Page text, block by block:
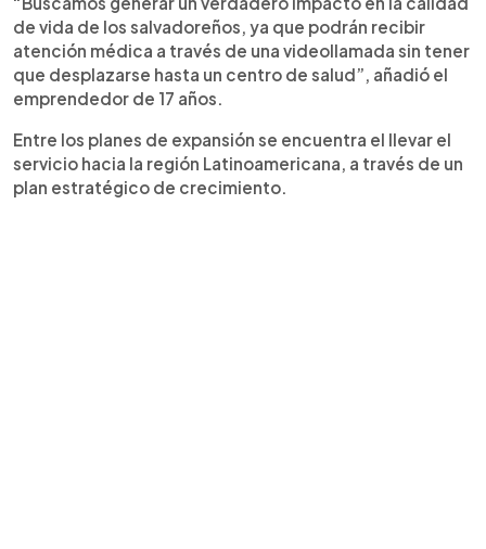
de vida de los salvadoreños, ya que podrán recibir
atención médica a través de una videollamada sin tener
que desplazarse hasta un centro de salud”, añadió el
emprendedor de 17 años.
Entre los planes de expansión se encuentra el llevar el
servicio hacia la región Latinoamericana, a través de un
plan estratégico de crecimiento.